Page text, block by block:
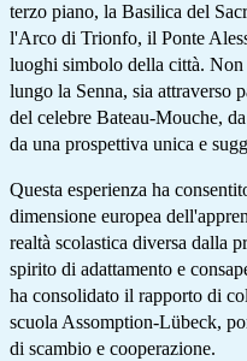
terzo piano, la Basilica del
l'Arco di Trionfo, il Ponte
luoghi simbolo della città.
lungo la Senna, sia attraverso
del celebre Bateau-Mouche,
da una prospettiva unica e
Questa esperienza ha
dimensione europea
realtà scolastica diversa dalla
spirito di adattamento e
ha consolidato il rapporto di
scuola Assomption-Lübeck,
di scambio e cooperazione.